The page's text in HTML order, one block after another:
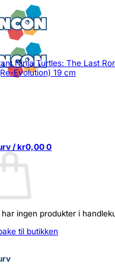
/kr0,000
har ingen produkter i
til butikken